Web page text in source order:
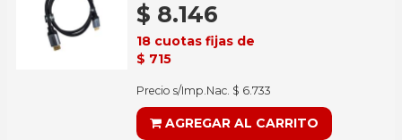
$ 8.146
18 cuotas fijas de
$ 715
Precio s/Imp.Nac. $ 6.733
AGREGAR AL CARRITO